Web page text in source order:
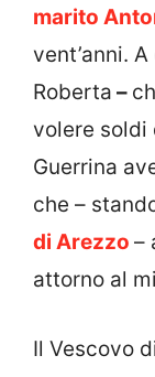
marito
vent’anni.
Roberta –
volere soldi
Guerrina
che –
di Arezzo –
attorno al
Il Vescovo